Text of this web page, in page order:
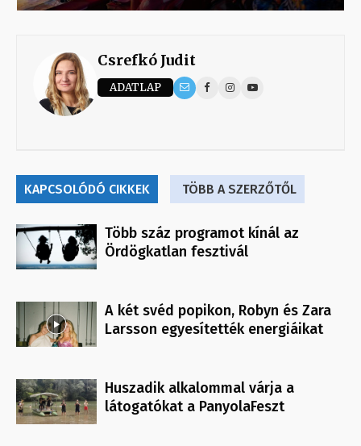
Csrefkó Judit
ADATLAP
KAPCSOLÓDÓ CIKKEK TÖBB A SZERZŐTŐL
Több száz programot kínál az
Ördögkatlan fesztivál
A két svéd popikon, Robyn és Zara
Larsson egyesítették energiáikat
Huszadik alkalommal várja a
látogatókat a PanyolaFeszt